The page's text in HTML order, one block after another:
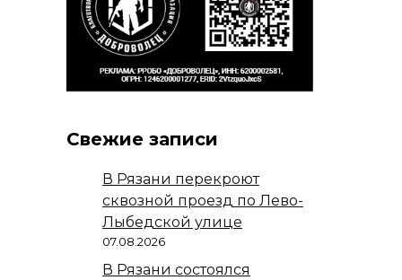
Свежие записи
В Рязани перекроют
сквозной проезд по Лево-
Лыбедской улице
07.08.2026
В Рязани состоялся